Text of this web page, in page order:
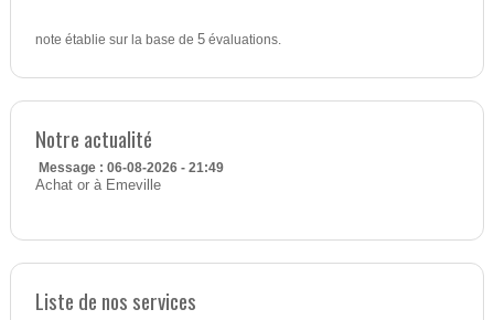
note établie sur la base de 5évaluations.
Notre actualité
Message : 06-08-2026 - 21:49
Achat or à Emeville
Liste de nos services